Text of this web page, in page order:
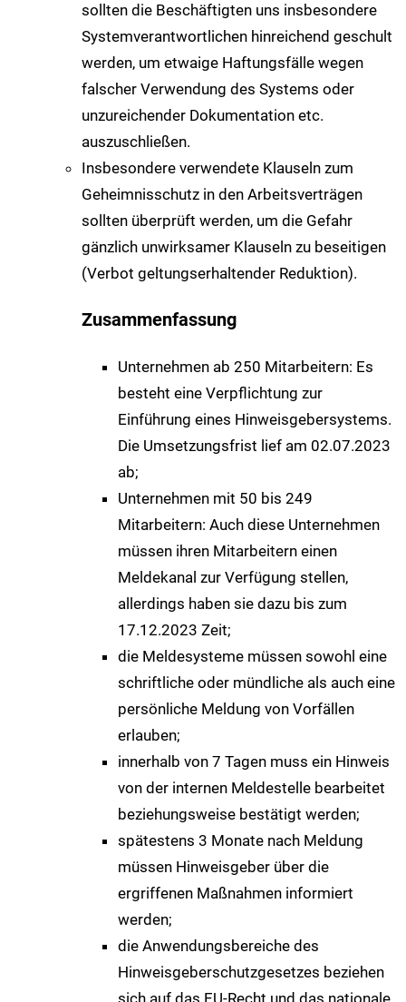
sollten die Beschäftigten uns insbesondere
Systemverantwortlichen hinreichend geschult
werden, um etwaige Haftungsfälle wegen
falscher Verwendung des Systems oder
unzureichender Dokumentation etc.
auszuschließen.
Insbesondere verwendete Klauseln zum
Geheimnisschutz in den Arbeitsverträgen
sollten überprüft werden, um die Gefahr
gänzlich unwirksamer Klauseln zu beseitigen
(Verbot geltungserhaltender Reduktion).
Zusammenfassung
Unternehmen ab 250 Mitarbeitern: Es
besteht eine Verpflichtung zur
Einführung eines Hinweisgebersystems.
Die Umsetzungsfrist lief am 02.07.2023
ab;
Unternehmen mit 50 bis 249
Mitarbeitern: Auch diese Unternehmen
müssen ihren Mitarbeitern einen
Meldekanal zur Verfügung stellen,
allerdings haben sie dazu bis zum
17.12.2023 Zeit;
die Meldesysteme müssen sowohl eine
schriftliche oder mündliche als auch eine
persönliche Meldung von Vorfällen
erlauben;
innerhalb von 7 Tagen muss ein Hinweis
von der internen Meldestelle bearbeitet
beziehungsweise bestätigt werden;
spätestens 3 Monate nach Meldung
müssen Hinweisgeber über die
ergriffenen Maßnahmen informiert
werden;
die Anwendungsbereiche des
Hinweisgeberschutzgesetzes beziehen
sich auf das EU-Recht und das nationale